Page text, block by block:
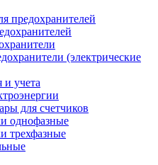
предохранителей
(электрические
учета
для счетчиков
однофазные
трехфазные